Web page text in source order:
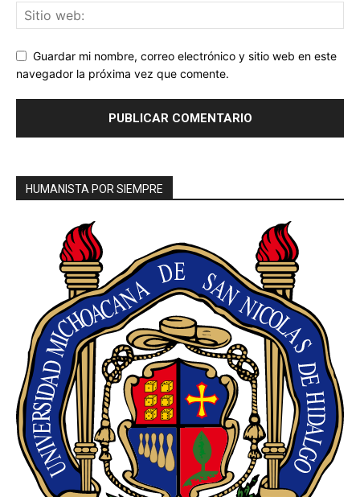
Guardar mi nombre, correo electrónico y sitio web en este
navegador la próxima vez que comente.
HUMANISTA POR SIEMPRE